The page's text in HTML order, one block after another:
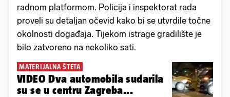
radnom platformom. Policija i inspektorat rada
proveli su detaljan očevid kako bi se utvrdile točne
okolnosti događaja. Tijekom istrage gradilište je
bilo zatvoreno na nekoliko sati.
MATERIJALNA ŠTETA
VIDEO Dva automobila sudarila
su se u centru Zagreba...